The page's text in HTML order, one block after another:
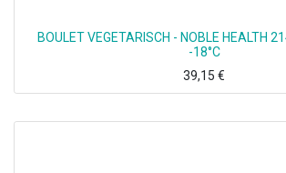
BOULET VEGETARISCH - NOBLE HEALTH
-18°C
39,15 €